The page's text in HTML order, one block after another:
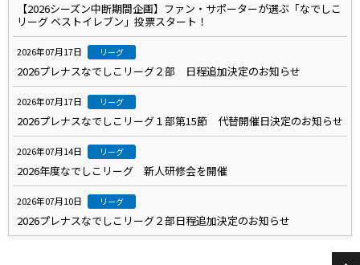
【2026シーズン中断期間企画】ファン・サポーターが選ぶ「なでしこ
リーグ ベストイレブン」投票スタート！
2026年07月17日 リーグ
2026プレナスなでしこリーグ２部 日程追加決定のお知らせ
2026年07月17日 リーグ
2026プレナスなでしこリーグ１部第15節 代替開催日決定のお知らせ
2026年07月14日 リーグ
2026年度なでしこリーグ 新人研修会を開催
2026年07月10日 リーグ
2026プレナスなでしこリーグ２部日程追加決定のお知らせ